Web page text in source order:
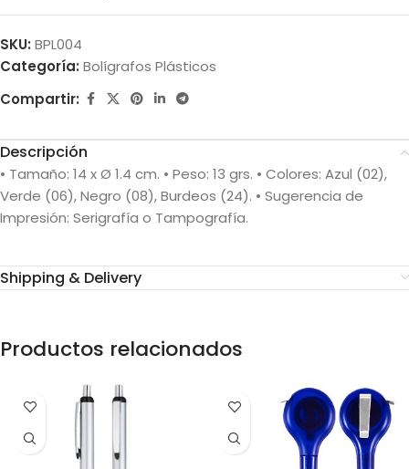
SKU: BPL004
Categoría: Bolígrafos Plásticos
Compartir:
Descripción
• Tamaño: 14 x Ø 1.4 cm. • Peso: 13 grs. • Colores: Azul (02),
Verde (06), Negro (08), Burdeos (24). • Sugerencia de
Impresión: Serigrafía o Tampografía.
Shipping & Delivery
Productos relacionados